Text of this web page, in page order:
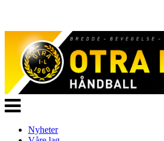
Veksle
navigasjon
Nyheter